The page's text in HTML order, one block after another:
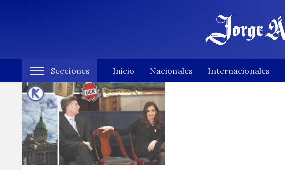
Secciones Inicio Nacionales Internacionales